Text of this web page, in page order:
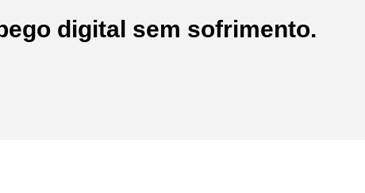
digital sem sofrimento.